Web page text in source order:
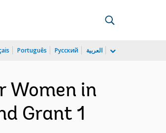
Português Русский العربية
Women in
Grant 1